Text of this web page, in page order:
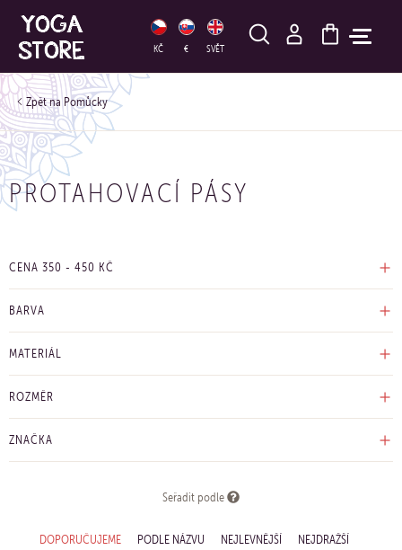
KČ € SVĚT
HLEDAT
Pomůcky
PROTAHOVACÍ PÁSY
CENA 350 - 450 KČ
BARVA
MATERIÁL
ROZMĚR
ZNAČKA
Seřadit podle
DOPORUČUJEME PODLE NÁZVU NEJLEVNĚJŠÍ NEJDRAŽŠÍ